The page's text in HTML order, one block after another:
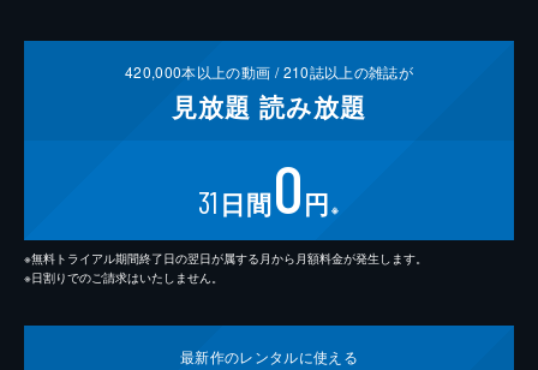
420,000本以上の動画 /210誌以上の雑誌が
見放題 読み放題
31 日間0円 ※
※無料トライアル期間終了日の翌日が属する月から月額料金が発生します。
※日割りでのご請求はいたしません。
最新作のレンタルに使える